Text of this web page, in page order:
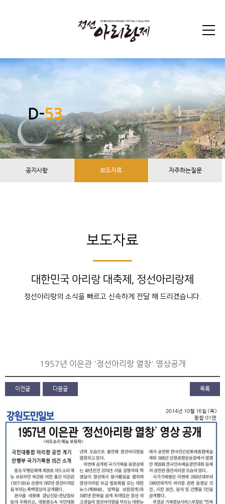
D-53
공지사항 보도자료 자주하는질문
보도자료
대한민국 아리랑 대축제, 정선아리랑제
정선아리랑의 소식을 빠르고 신속하게 전달 해 드리겠습니다.
1957년 이은관 '정선아리랑 열창' 영상공개
이전글 다음글 목록